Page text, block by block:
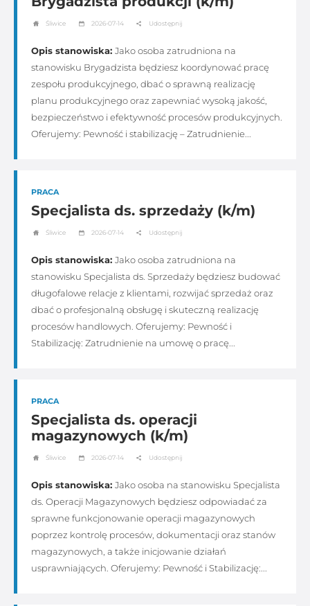
Śliwice 2026-07-14 Udostępnij
Opis stanowiska: Jako osoba zatrudniona na
stanowisku Brygadzista będziesz koordynować pracę
zespołu produkcyjnego, dbać o sprawną realizację
planu produkcyjnego oraz zapewniać wysoką jakość,
bezpieczeństwo i efektywność procesów produkcyjnych.
Oferujemy: Pewność i stabilizację – Zatrudnienie...
PRACA
Specjalista ds. sprzedaży (k/m)
Śliwice 2026-07-14 Udostępnij
Opis stanowiska: Jako osoba zatrudniona na
stanowisku Specjalista ds. Sprzedaży będziesz budować
długofalowe relacje z klientami, rozwijać sprzedaż oraz
dbać o profesjonalną obsługę i skuteczną realizację
procesów handlowych. Oferujemy: Pewność i
Stabilizację: Zatrudnienie na umowę o pracę...
PRACA
Specjalista ds. operacji
magazynowych (k/m)
Śliwice 2026-07-14 Udostępnij
Opis stanowiska: Jako osoba na stanowisku Specjalista
ds. Operacji Magazynowych będziesz odpowiadać za
sprawne funkcjonowanie operacji magazynowych
poprzez kontrolę procesów, dokumentacji oraz stanów
magazynowych, a także inicjowanie działań
usprawniających. Oferujemy: Pewność i Stabilizację:...